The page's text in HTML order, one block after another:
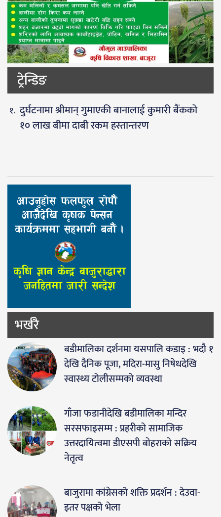
ट्रेन्डिङ
दुर्घटनामा श्रीमान् गुमाएकी बानालाई कुमारी बैंकको
१० लाख बीमा दाबी रकम हस्तान्तरण
भर्खरै
बडीमालिका दर्शनमा यसपालि कडाइ : भदौ १
देखि दैनिक पूजा, मदिरा-मासु निषेधदेखि
स्वास्थ्य टोलीसम्मको व्यवस्था
गाँजा फडानीदेखि बडीमालिका मन्दिर
सरसफाइसम्म : प्रहरीको सामाजिक
उत्तरदायित्वमा डीएसपी बोहराको सक्रिय
नेतृत्व
बाजुरामा कांग्रेसको शक्ति प्रदर्शन : देउवा-
इतर पक्षको भेला